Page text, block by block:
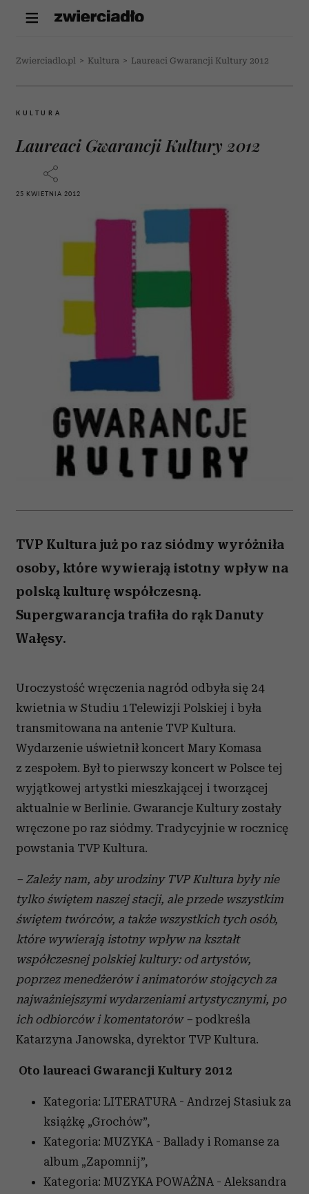
Zwierciadlo.pl > Kultura > Laureaci Gwarancji Kultury 2012
KULTURA
Laureaci Gwarancji Kultury 2012
25 KWIETNIA 2012
TVP Kultura już po raz siódmy wyróżniła
osoby, które wywierają istotny wpływ na
polską kulturę współczesną.
Supergwarancja trafiła do rąk Danuty
Wałęsy.
Uroczystość wręczenia nagród odbyła się 24
kwietnia w Studiu 1Telewizji Polskiej i była
transmitowana na antenie TVP Kultura.
Wydarzenie uświetnił koncert Mary Komasa
z zespołem. Był to pierwszy koncert w Polsce tej
wyjątkowej artystki mieszkającej i tworzącej
aktualnie w Berlinie. Gwarancje Kultury zostały
wręczone po raz siódmy. Tradycyjnie w rocznicę
powstania TVP Kultura.
– Zależy nam, aby urodziny TVP Kultura były nie
tylko świętem naszej stacji, ale przede wszystkim
świętem twórców, a także wszystkich tych osób,
które wywierają istotny wpływ na kształt
współczesnej polskiej kultury: od artystów,
poprzez menedżerów i animatorów stojących za
najważniejszymi wydarzeniami artystycznymi, po
ich odbiorców i komentatorów – podkreśla
Katarzyna Janowska, dyrektor TVP Kultura.
Oto laureaci Gwarancji Kultury 2012
Kategoria: LITERATURA - Andrzej Stasiuk za
książkę „Grochów”,
Kategoria: MUZYKA - Ballady i Romanse za
album „Zapomnij”,
Kategoria: MUZYKA POWAŻNA - Aleksandra